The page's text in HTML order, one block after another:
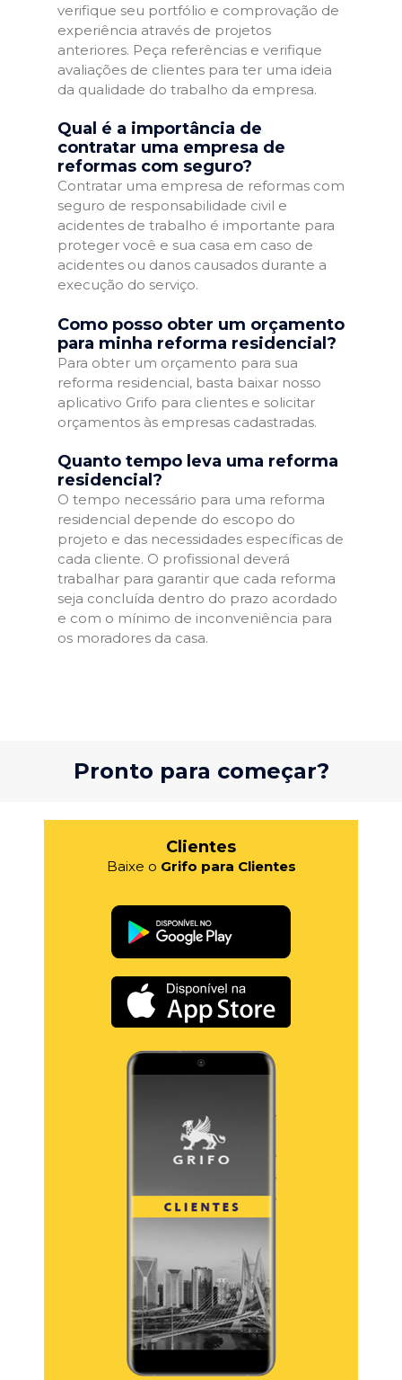
verifique seu portfólio e comprovação de
experiência através de projetos
anteriores. Peça referências e verifique
avaliações de clientes para ter uma ideia
da qualidade do trabalho da empresa.
Qual é a importância de
contratar uma empresa de
reformas com seguro?
Contratar uma empresa de reformas com
seguro de responsabilidade civil e
acidentes de trabalho é importante para
proteger você e sua casa em caso de
acidentes ou danos causados durante a
execução do serviço.
Como posso obter um orçamento
para minha reforma residencial?
Para obter um orçamento para sua
reforma residencial, basta baixar nosso
aplicativo Grifo para clientes e solicitar
orçamentos às empresas cadastradas.
Quanto tempo leva uma reforma
residencial?
O tempo necessário para uma reforma
residencial depende do escopo do
projeto e das necessidades específicas de
cada cliente. O profissional deverá
trabalhar para garantir que cada reforma
seja concluída dentro do prazo acordado
e com o mínimo de inconveniência para
os moradores da casa.
Pronto para começar?
Clientes
Baixe o Grifo para Clientes